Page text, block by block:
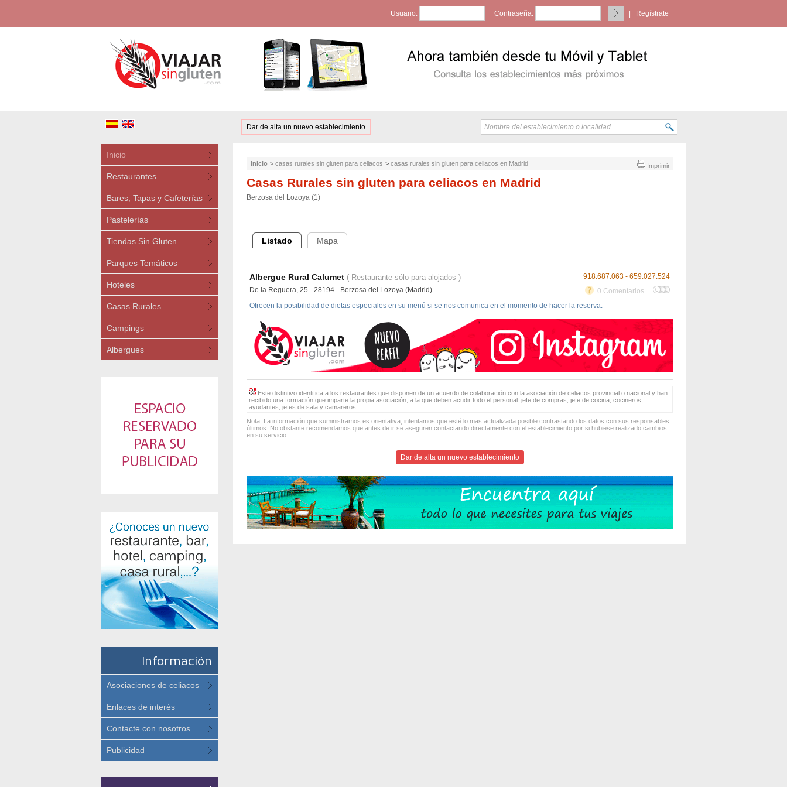
Usuario: Contraseña: Regístrate
Dar de alta un nuevo establecimiento
Inicio
Restaurantes
Bares, Tapas y Cafeterías
Pastelerías
Tiendas Sin Gluten
Parques Temáticos
Hoteles
Casas Rurales
Campings
Albergues
Información
Asociaciones de celiacos
Enlaces de interés
Contacte con nosotros
Publicidad
Imprimir
Inicio > casas rurales sin gluten para celiacos > casas rurales sin gluten para celiacos en Madrid
Casas Rurales sin gluten para celiacos en Madrid
Berzosa del Lozoya (1)
Listado Mapa
918.687.063 - 659.027.524
Albergue Rural Calumet ( Restaurante sólo para alojados )
0 Comentarios
De la Reguera, 25 - 28194 - Berzosa del Lozoya (Madrid)
Ofrecen la posibilidad de dietas especiales en su menú si se nos comunica en el momento de hacer la reserva.
Este distintivo identifica a los restaurantes que disponen de un acuerdo de colaboración con la asociación de celiacos provincial o nacional y han
recibido una formación que imparte la propia asociación, a la que deben acudir todo el personal: jefe de compras, jefe de cocina, cocineros,
ayudantes, jefes de sala y camareros
Nota: La información que suministramos es orientativa, intentamos que esté lo mas actualizada posible contrastando los datos con sus responsables
últimos. No obstante recomendamos que antes de ir se aseguren contactando directamente con el establecimiento por si hubiese realizado cambios
en su servicio.
Dar de alta un nuevo establecimiento